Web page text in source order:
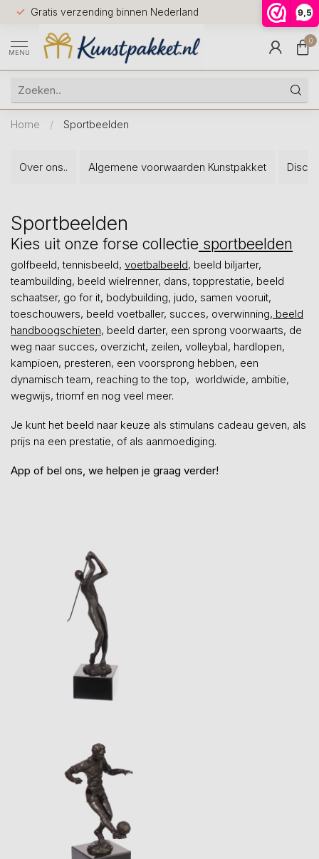
9,5
Gratis verzending binnen Nederland
Voor
huis
9.5
MENU
0
Home / Sportbeelden
Over ons.. Algemene voorwaarden Kunstpakket
Sportbeelden
Kies uit onze forse collectie sportbeelden
golfbeeld, tennisbeeld, voetbalbeeld, beeld biljarter,
teambuilding, beeld wielrenner, dans, topprestatie, beeld
schaatser, go for it, bodybuilding, judo, samen vooruit,
toeschouwers, beeld voetballer, succes, overwinning, beeld
handboogschieten, beeld darter, een sprong voorwaarts, de
weg naar succes, overzicht, zeilen, volleybal, hardlopen,
kampioen, presteren, een voorsprong hebben, een
dynamisch team, reaching to the top, worldwide, ambitie,
wegwijs, triomf en nog veel meer.
Je kunt het beeld naar keuze als stimulans cadeau geven, als
prijs na een prestatie, of als aanmoediging.
App of bel ons, we helpen je graag verder!